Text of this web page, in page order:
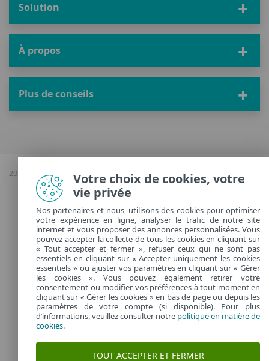
Solution
À propos
Plus de conseils
2026 Copyright © ESET, Tous droits réservés | Confidentialité |Gérer les
cookies
France
Votre choix de cookies, votre
vie privée
Nos partenaires et nous, utilisons des cookies pour optimiser
votre expérience en ligne, analyser le trafic de notre site
internet et vous proposer des annonces personnalisées. Vous
pouvez accepter la collecte de tous les cookies en cliquant sur
« Tout accepter et fermer », refuser ceux qui ne sont pas
essentiels en cliquant sur « Accepter uniquement les cookies
essentiels » ou ajuster vos paramètres en cliquant sur « Gérer
les cookies ». Vous pouvez également retirer votre
consentement ou modifier vos préférences à tout moment en
cliquant sur « Gérer les cookies » en bas de page ou depuis les
paramètres de votre compte (si disponible). Pour plus
d’informations, veuillez consulter notre politique en matière de
cookies.
TOUT ACCEPTER ET FERMER